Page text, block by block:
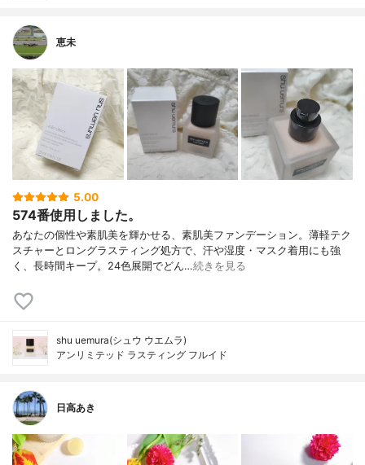
恵未
5.00
574番使用しました。
あなたの個性や素肌美を輝かせる、素肌美ファンデーション。薄軽テク
スチャーとロングラスティング処方で、汗や湿度・マスク着用にも強
く、長時間キープ。24色展開でどん…続きを見る
shu uemura(シュウ ウエムラ)
アンリミテッド ラスティング フルイド
日高あき